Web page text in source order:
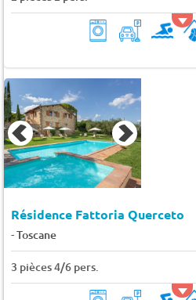
Résidence Fattoria Querceto
-Toscane
3 pièces 4/6 pers.